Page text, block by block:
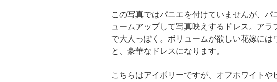
この写真ではパニエを付けていませんが、パ
ュームアップして写真映えするドレス。アラ
で大人っぽく。ボリュームが欲しい花嫁には
と、豪華なドレスになります。
こちらはアイボリーですが、オフホワイトや